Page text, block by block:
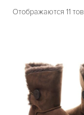
Отображаются 11